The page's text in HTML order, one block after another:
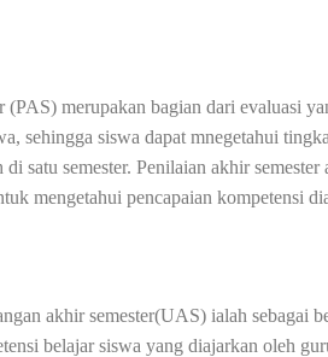
(PAS) merupakan bagian dari evaluasi
sehingga siswa dapat mnegetahui
satu semester. Penilaian akhir
mengetahui pencapaian kompetensi
akhir semester(UAS) ialah sebagai
belajar siswa yang diajarkan oleh